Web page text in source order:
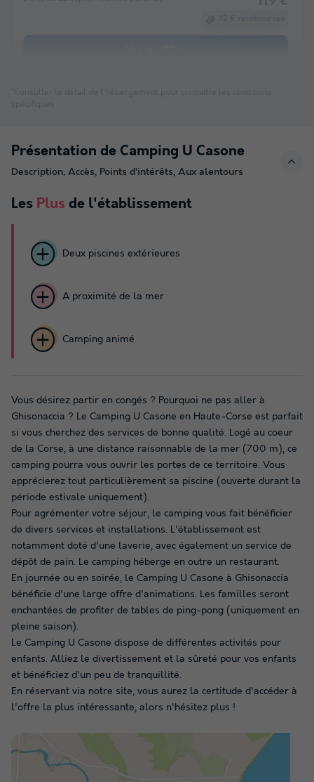
Présentation de Camping U Casone
Description, Accès, Points d’intérêts, Aux alentours
Les Plus de l'établissement
Deux piscines extérieures
A proximité de la mer
Camping animé
Vous désirez partir en congés ? Pourquoi ne pas aller à
Ghisonaccia ? Le Camping U Casone en Haute-Corse est parfait
si vous cherchez des services de bonne qualité. Logé au coeur
de la Corse, à une distance raisonnable de la mer (700 m), ce
camping pourra vous ouvrir les portes de ce territoire. Vous
apprécierez tout particulièrement sa piscine (ouverte durant la
période estivale uniquement).
Pour agrémenter votre séjour, le camping vous fait bénéficier
de divers services et installations. L'établissement est
notamment doté d'une laverie, avec également un service de
dépôt de pain. Le camping héberge en outre un restaurant.
En journée ou en soirée, le Camping U Casone à Ghisonaccia
bénéficie d'une large offre d'animations. Les familles seront
enchantées de profiter de tables de ping-pong (uniquement en
pleine saison).
Le Camping U Casone dispose de différentes activités pour
enfants. Alliez le divertissement et la sûreté pour vos enfants
et bénéficiez d'un peu de tranquillité.
En réservant via notre site, vous aurez la certitude d'accéder à
l'offre la plus intéressante, alors n'hésitez plus !